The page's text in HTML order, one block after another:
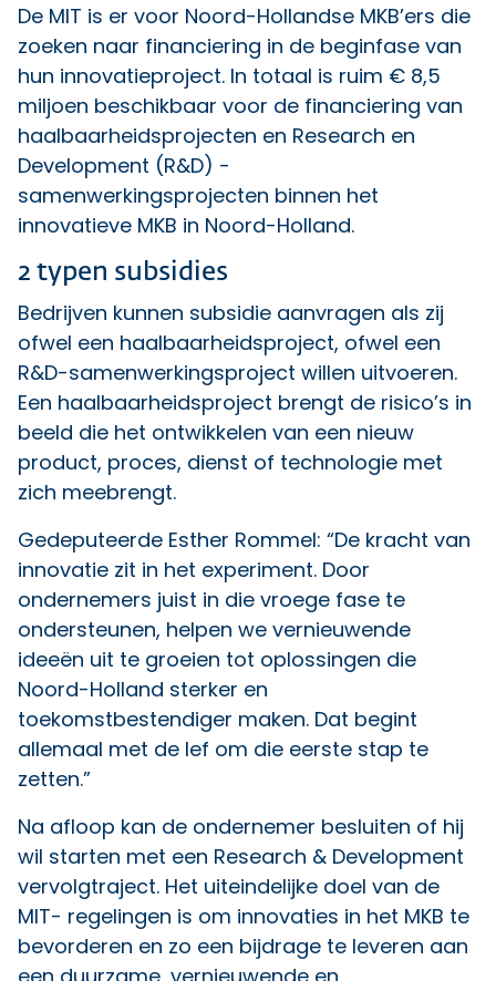
De MIT is er voor Noord-Hollandse MKB’ers die
zoeken naar financiering in de beginfase van
hun innovatieproject. In totaal is ruim € 8,5
miljoen beschikbaar voor de financiering van
haalbaarheidsprojecten en Research en
Development (R&D) -
samenwerkingsprojecten binnen het
innovatieve MKB in Noord-Holland.
2 typen subsidies
Bedrijven kunnen subsidie aanvragen als zij
ofwel een haalbaarheidsproject, ofwel een
R&D-samenwerkingsproject willen uitvoeren.
Een haalbaarheidsproject brengt de risico’s in
beeld die het ontwikkelen van een nieuw
product, proces, dienst of technologie met
zich meebrengt.
Gedeputeerde Esther Rommel: “De kracht van
innovatie zit in het experiment. Door
ondernemers juist in die vroege fase te
ondersteunen, helpen we vernieuwende
ideeën uit te groeien tot oplossingen die
Noord-Holland sterker en
toekomstbestendiger maken. Dat begint
allemaal met de lef om die eerste stap te
zetten.”
Na afloop kan de ondernemer besluiten of hij
wil starten met een Research & Development
vervolgtraject. Het uiteindelijke doel van de
MIT- regelingen is om innovaties in het MKB te
bevorderen en zo een bijdrage te leveren aan